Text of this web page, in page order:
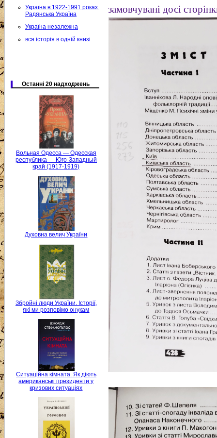
Україна в 1922-1991 роках.
Радянська Україна
Україна незалежна
вся історія в одній книзі
Останні 20 надходжень
Вольная Одесса — Одесская
республика — Юго-Западный
край (1917-1919)
Духовна велич України
Збройні люди України. Історії,
які ми розповімо онукам
Ситуаційна кімната. Як діють
американські президенти у
кризових ситуаціях
замовчувані досі